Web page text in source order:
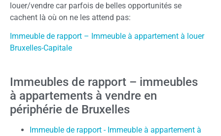
louer/vendre car parfois de belles opportunités se
cachent là où on ne les attend pas:
Immeuble de rapport – Immeuble à appartement à louer
Bruxelles-Capitale
Immeubles de rapport – immeubles
à appartements à vendre en
périphérie de Bruxelles
Immeuble de rapport - Immeuble à appartement à